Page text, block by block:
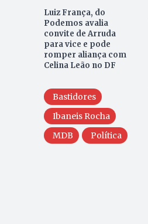
Luiz França, do
Podemos avalia
convite de Arruda
para vice e pode
romper aliança com
Celina Leão no DF
Bastidores
Ibaneis Rocha
MDB
Política